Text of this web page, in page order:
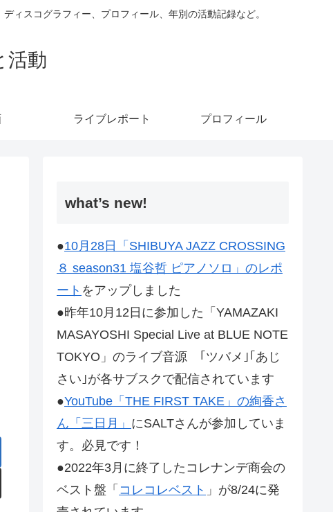
ィスコグラフィー、プロフィール、年別の活動記録など。
活動
ライブレポート プロフィール
what’s new!
●10月28日「SHIBUYA JAZZ CROSSING
８ season31 塩谷哲 ピアノソロ」のレポ
ート をアップしました
●昨年10月12日に参加した「YAMAZAKI
MASAYOSHI Special Live at BLUE NOTE
TOKYO」のライブ音源 ｢ツバメ｣｢あじ
さい｣が各サブスクで配信されています
●YouTube「THE FIRST TAKE」の絢香さ
ん「三日月」 にSALTさんが参加していま
す。必見です！
●2022年3月に終了したコレナンデ商会の
ベスト盤「 コレコレベスト 」が8/24に発